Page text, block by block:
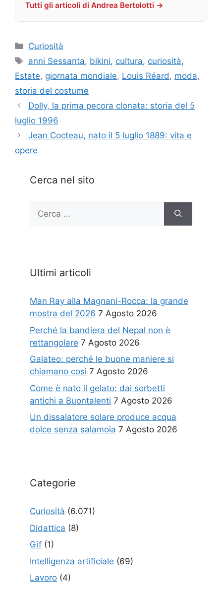
Tutti gli articoli di Andrea Bertolotti →
Categorie
Curiosità
Tag
anni Sessanta, bikini, cultura, curiosità,
Estate, giornata mondiale, Louis Réard, moda,
storia del costume
Dolly, la prima pecora clonata: storia del 5
luglio 1996
Jean Cocteau, nato il 5 luglio 1889: vita e
opere
Cerca nel sito
Ricerca
Ultimi articoli
Man Ray alla Magnani-Rocca: la grande
mostra del 2026 7 Agosto 2026
Perché la bandiera del Nepal non è
rettangolare 7 Agosto 2026
Galateo: perché le buone maniere si
chiamano così 7 Agosto 2026
Come è nato il gelato: dai sorbetti
antichi a Buontalenti 7 Agosto 2026
Un dissalatore solare produce acqua
dolce senza salamoia 7 Agosto 2026
Categorie
Curiosità (6.071)
Didattica (8)
Gif (1)
Intelligenza artificiale (69)
Lavoro (4)